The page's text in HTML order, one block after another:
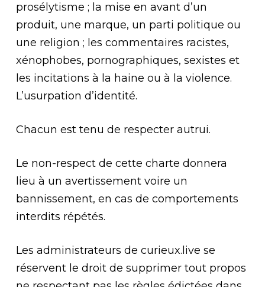
prosélytisme ; la mise en avant d’un
produit, une marque, un parti politique ou
une religion ; les commentaires racistes,
xénophobes, pornographiques, sexistes et
les incitations à la haine ou à la violence.
L’usurpation d’identité.
Chacun est tenu de respecter autrui.
Le non-respect de cette charte donnera
lieu à un avertissement voire un
bannissement, en cas de comportements
interdits répétés.
Les administrateurs de curieux.live se
réservent le droit de supprimer tout propos